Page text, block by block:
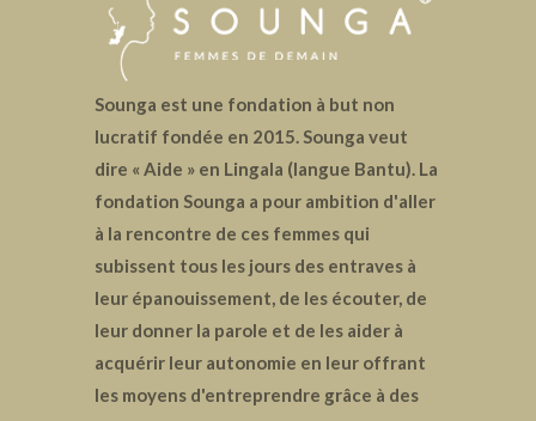
Sounga est une fondation à but non
lucratif fondée en 2015. Sounga veut
dire « Aide » en Lingala (langue Bantu). La
fondation Sounga a pour ambition d'aller
à la rencontre de ces femmes qui
subissent tous les jours des entraves à
leur épanouissement, de les écouter, de
leur donner la parole et de les aider à
acquérir leur autonomie en leur offrant
les moyens d'entreprendre grâce à des